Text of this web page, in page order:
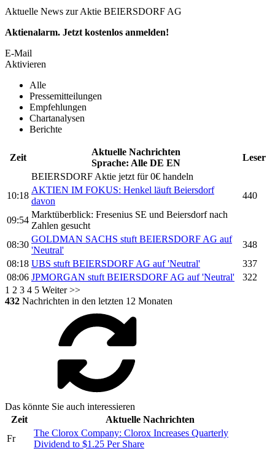
Aktuelle News zur Aktie BEIERSDORF AG
Aktienalarm. Jetzt kostenlos anmelden!
E-Mail
Aktivieren
Alle
Pressemitteilungen
Empfehlungen
Chartanalysen
Berichte
Zeit
Aktuelle Nachrichten
Sprache: Alle DE EN
Leser
BEIERSDORF Aktie jetzt für 0€ handeln
10:18
AKTIEN IM FOKUS: Henkel läuft Beiersdorf
davon
440
09:54
Marktüberblick: Fresenius SE und Beiersdorfnach
Zahlen gesucht
08:30
GOLDMAN SACHS stuft BEIERSDORF AG auf
'Neutral'
348
08:18 UBS stuft BEIERSDORF AG auf 'Neutral'
337
08:06 JPMORGAN stuft BEIERSDORF AG auf 'Neutral'
322
1 2 3 4 5 Weiter >>
432 Nachrichten in den letzten 12 Monaten
Das könnte Sie auch interessieren
Zeit
Aktuelle Nachrichten
Fr
The Clorox Company: Clorox Increases Quarterly
Dividend to $1.25 Per Share